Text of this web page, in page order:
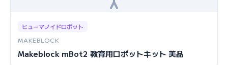
ヒューマノイドロボット
MAKEBLOCK
Makeblock mBot2 教育用ロボットキット 美品